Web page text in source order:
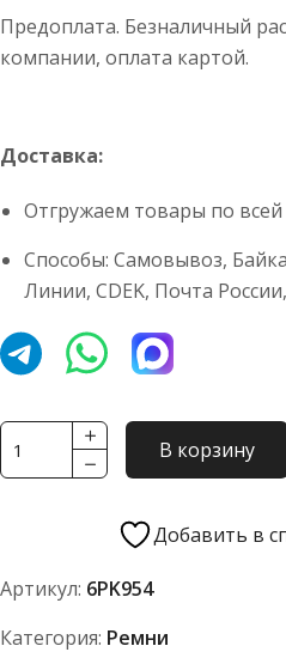
Предоплата. Безналичный
компании, оплата картой.
Доставка:
Отгружаем товары по
Способы: Самовывоз,
Линии, CDEK, Почта
Количество
товара
В корзину
Добавить в
Артикул: 6PK954
Категория: Ремни